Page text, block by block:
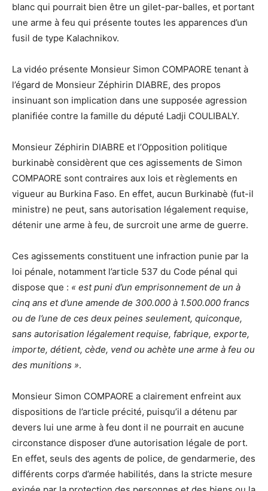
blanc qui pourrait bien être un gilet-par-balles, et portant
une arme à feu qui présente toutes les apparences d’un
fusil de type Kalachnikov.
La vidéo présente Monsieur Simon COMPAORE tenant à
l’égard de Monsieur Zéphirin DIABRE, des propos
insinuant son implication dans une supposée agression
planifiée contre la famille du député Ladji COULIBALY.
Monsieur Zéphirin DIABRE et l’Opposition politique
burkinabè considèrent que ces agissements de Simon
COMPAORE sont contraires aux lois et règlements en
vigueur au Burkina Faso. En effet, aucun Burkinabè (fut-il
ministre) ne peut, sans autorisation légalement requise,
détenir une arme à feu, de surcroit une arme de guerre.
Ces agissements constituent une infraction punie par la
loi pénale, notamment l’article 537 du Code pénal qui
dispose que : « est puni d’un emprisonnement de un à
cinq ans et d’une amende de 300.000 à 1.500.000 francs
ou de l’une de ces deux peines seulement, quiconque,
sans autorisation légalement requise, fabrique, exporte,
importe, détient, cède, vend ou achète une arme à feu ou
des munitions ».
Monsieur Simon COMPAORE a clairement enfreint aux
dispositions de l’article précité, puisqu’il a détenu par
devers lui une arme à feu dont il ne pourrait en aucune
circonstance disposer d’une autorisation légale de port.
En effet, seuls des agents de police, de gendarmerie, des
différents corps d’armée habilités, dans la stricte mesure